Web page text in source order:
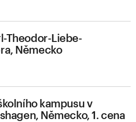
Theodor-Liebe-
Německo
kampusu v
Německo, 1. cena